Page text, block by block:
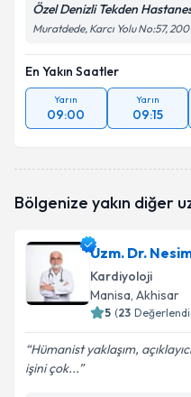
Özel Denizli Tekden
Muratdede, Karcı Yolu No:57,
En Yakın Saatler
Yarın
09:00
Yarın
09:15
Bölgenize yakın diğer
Uzm. Dr.
Kardiyoloji
Manisa, Akhisar
5 (23
Hümanist yaklaşım,
işini çok...